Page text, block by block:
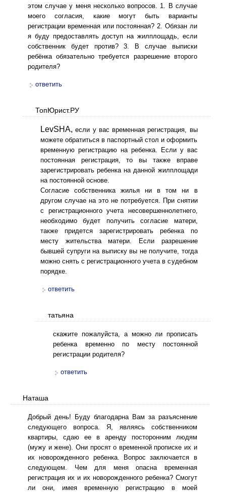
этом случае у меня несколько вопросов. 1. В случае
моего согласия, какие могут быть варианты
регистрации временная или постоянная? 2. Обязан ли
я буду предоставлять доступ на жилплощадь, если
собственник будет против? 3. В случае выписки
ребёнка обязательно требуется разрешение второго
родителя?
ответить
ТопЮрист.РУ
LevSHA, если у вас временная регистрация, вы
можете обратиться в паспортный стол и оформить
временную регистрацию на ребенка. Если у вас
постоянная регистрация, то вы также вправе
зарегистрировать ребенка на данной жилплощади
на постоянной основе.
Согласие собственника жилья ни в том ни в
другом случае на это не потребуется. При снятии
с регистрационного учета несовершеннолетнего,
необходимо будет получить согласие матери,
также придется зарегистрировать ребенка по
месту жительства матери. Если разрешение
бывшей супруги на выписку вы не получите, тогда
можно снять с регистрационного учета в судебном
порядке.
ответить
татьяна
скажите пожалуйста, а можно ли прописать
ребенка временно по месту постоянной
регистрации родителя?
ответить
Наташа
Добрый день! Буду благодарна Вам за разъяснение
следующего вопроса. Я, являясь собственником
квартиры, сдаю ее в аренду посторонним людям
(мужу и жене). Они просят о временной прописке их и
их новорожденного ребенка. Вопрос заключается в
следующем. Чем для меня опасна временная
регистрация их и их новорожденного ребенка? Смогут
ли они, имея временную регистрацию в моей